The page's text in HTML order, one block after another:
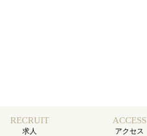
RECRUIT
求人
ACCESS
アクセス